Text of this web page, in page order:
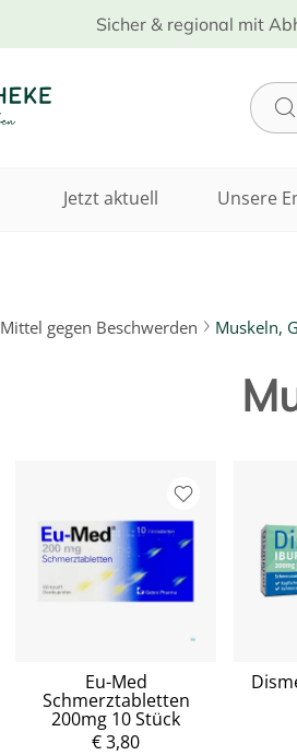
Sicher & regional mit
Jetzt aktuell Unsere
Mittel gegen Beschwerden Muskeln,
Eu-Med
Schmerztabletten
200mg 10 Stück
€ 3,80